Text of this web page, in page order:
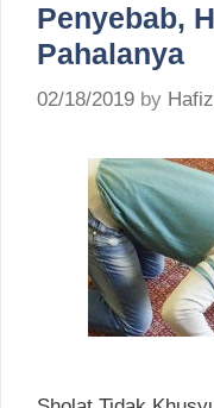
Penyebab,
Pahalanya
02/18/2019 by